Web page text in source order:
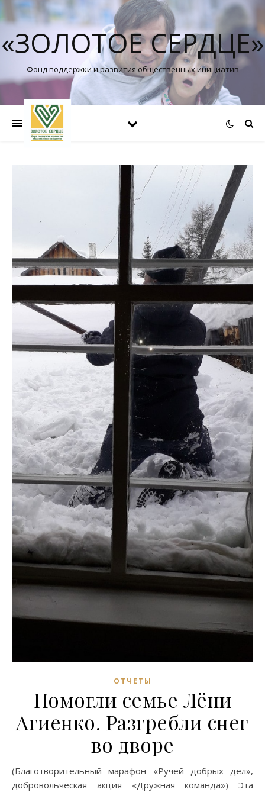
«ЗОЛОТОЕ СЕРДЦЕ»
Фонд поддержки и развития общественных инициатив
ОТЧЕТЫ
Помогли семье Лёни
Агиенко. Разгребли снег
во дворе
(Благотворительный марафон «Ручей добрых дел»,
добровольческая акция «Дружная команда») Эта